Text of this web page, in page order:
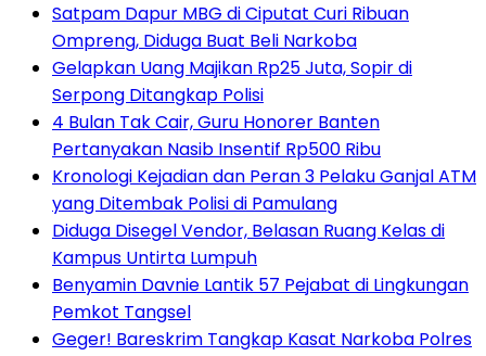
Satpam Dapur MBG di Ciputat Curi Ribuan
Ompreng, Diduga Buat Beli Narkoba
Gelapkan Uang Majikan Rp25 Juta, Sopir di
Serpong Ditangkap Polisi
4 Bulan Tak Cair, Guru Honorer Banten
Pertanyakan Nasib Insentif Rp500 Ribu
Kronologi Kejadian dan Peran 3 Pelaku Ganjal ATM
yang Ditembak Polisi di Pamulang
Diduga Disegel Vendor, Belasan Ruang Kelas di
Kampus Untirta Lumpuh
Benyamin Davnie Lantik 57 Pejabat di Lingkungan
Pemkot Tangsel
Geger! Bareskrim Tangkap Kasat Narkoba Polres